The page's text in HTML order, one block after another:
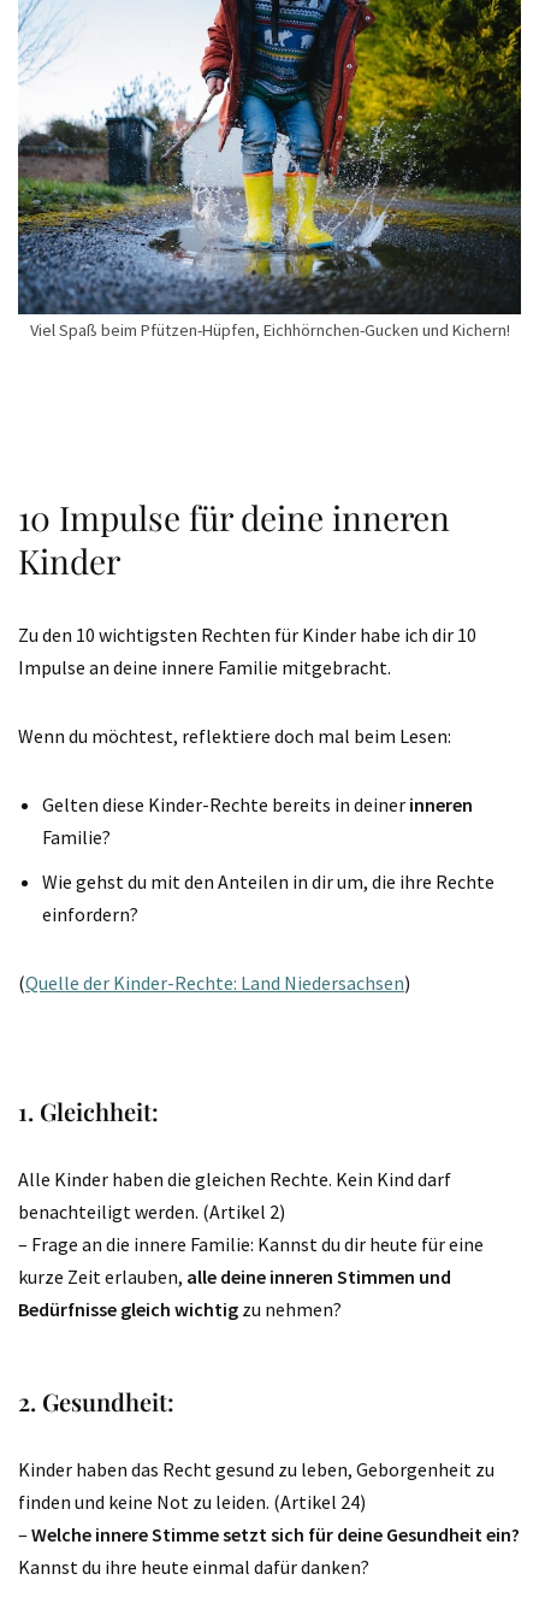
Viel Spaß beim Pfützen-Hüpfen, Eichhörnchen-Gucken und Kichern!
10 Impulse für deine inneren
Kinder
Zu den 10 wichtigsten Rechten für Kinder habe ich dir 10
Impulse an deine innere Familie mitgebracht.
Wenn du möchtest, reflektiere doch mal beim Lesen:
Gelten diese Kinder-Rechte bereits in deiner inneren
Familie?
Wie gehst du mit den Anteilen in dir um, die ihre Rechte
einfordern?
(Quelle der Kinder-Rechte: Land Niedersachsen)
1. Gleichheit:
Alle Kinder haben die gleichen Rechte. Kein Kind darf
benachteiligt werden. (Artikel 2)
– Frage an die innere Familie: Kannst du dir heute für eine
kurze Zeit erlauben, alle deine inneren Stimmen und
Bedürfnisse gleich wichtig zu nehmen?
2. Gesundheit:
Kinder haben das Recht gesund zu leben, Geborgenheit zu
finden und keine Not zu leiden. (Artikel 24)
– Welche innere Stimme setzt sich für deine Gesundheit ein?
Kannst du ihre heute einmal dafür danken?